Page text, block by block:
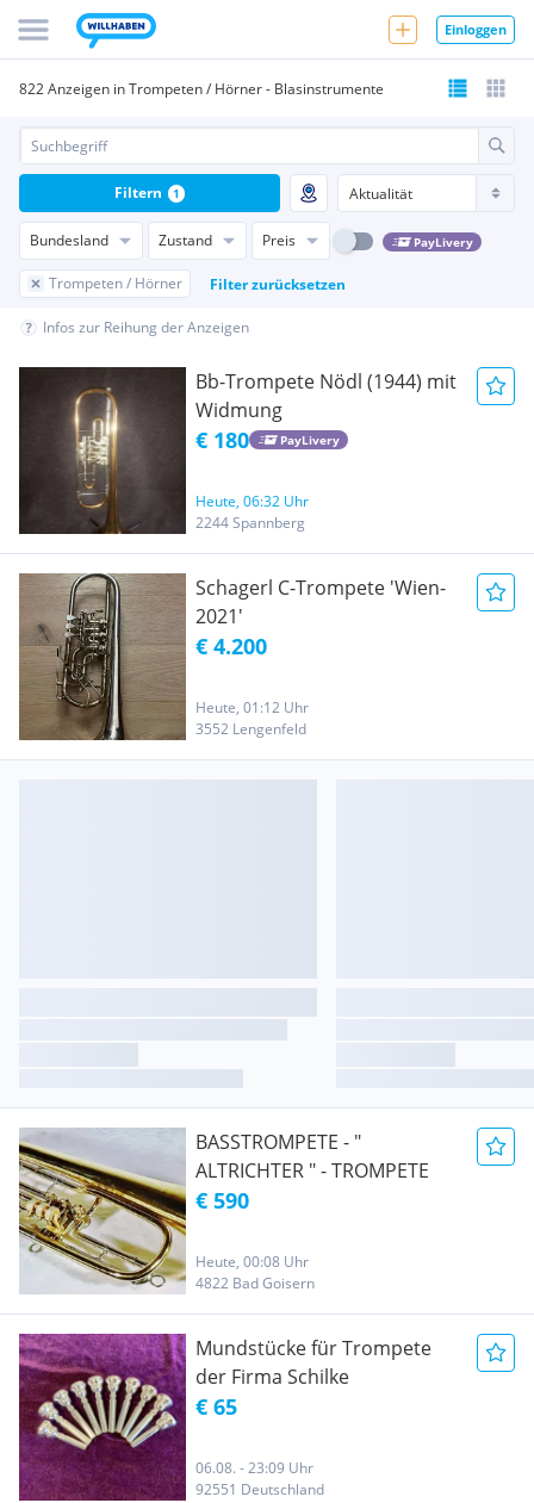
Einloggen
822 Anzeigen in Trompeten / Hörner - Blasinstrumente
Bundesland Zustand Preis PayLivery
Trompeten / Hörner Filter zurücksetzen
Filtern 1
Infos zur Reihung der Anzeigen
Bb-Trompete Nödl (1944) mit
Widmung
€ 180 PayLivery
Heute, 06:32 Uhr
2244 Spannberg
Schagerl C-Trompete 'Wien-
2021'
€ 4.200
Heute, 01:12 Uhr
3552 Lengenfeld
BASSTROMPETE - "
ALTRICHTER " - TROMPETE
€ 590
Heute, 00:08 Uhr
4822 Bad Goisern
Mundstücke für Trompete
der Firma Schilke
€ 65
06.08. - 23:09 Uhr
92551 Deutschland